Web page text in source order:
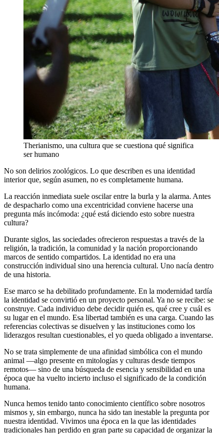
Therianismo, una cultura que se cuestiona qué significa
ser humano
No son delirios zoológicos. Lo que describen es una identidad
interior que, según asumen, no es completamente humana.
La reacción inmediata suele oscilar entre la burla y la alarma. Antes
de despacharlo como una excentricidad conviene hacerse una
pregunta más incómoda: ¿qué está diciendo esto sobre nuestra
cultura?
Durante siglos, las sociedades ofrecieron respuestas a través de la
religión, la tradición, la comunidad y la nación proporcionando
marcos de sentido compartidos. La identidad no era una
construcción individual sino una herencia cultural. Uno nacía dentro
de una historia.
Ese marco se ha debilitado profundamente. En la modernidad tardía
la identidad se convirtió en un proyecto personal. Ya no se recibe: se
construye. Cada individuo debe decidir quién es, qué cree y cuál es
su lugar en el mundo. Esa libertad también es una carga. Cuando las
referencias colectivas se disuelven y las instituciones como los
liderazgos resultan cuestionables, el yo queda obligado a inventarse.
No se trata simplemente de una afinidad simbólica con el mundo
animal —algo presente en mitologías y culturas desde tiempos
remotos— sino de una búsqueda de esencia y sensibilidad en una
época que ha vuelto incierto incluso el significado de la condición
humana.
Nunca hemos tenido tanto conocimiento científico sobre nosotros
mismos y, sin embargo, nunca ha sido tan inestable la pregunta por
nuestra identidad. Vivimos una época en la que las identidades
tradicionales han perdido en gran parte su capacidad de organizar la